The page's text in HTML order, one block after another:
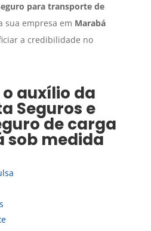
para transporte de
empresa em Marabá
a credibilidade no
auxílio da
Seguros e
de carga
sob medida